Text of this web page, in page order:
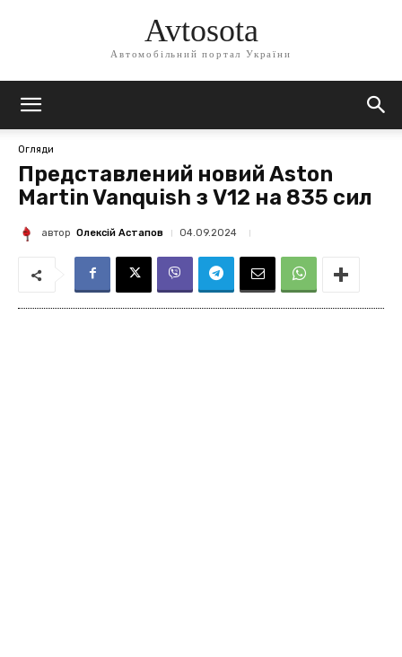
Avtosota
Автомобільний портал України
Огляди
Представлений новий Aston
Martin Vanquish з V12 на 835 сил
автор Олексій Астапов 04.09.2024